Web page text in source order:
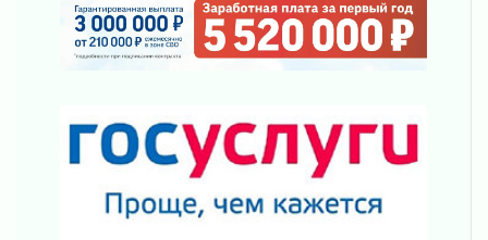
Строительные компании Ленобласти
подняли зарплаты почти на 40% за год
03 августа 2026
03 августа 2026
Уроки безопасности для детей и взрослых
Ленобласть отмечает День Воздушно-